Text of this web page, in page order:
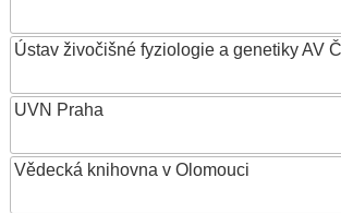
Ústav živočišné fyziologie a genetiky AV
UVN Praha
Vědecká knihovna v Olomouci